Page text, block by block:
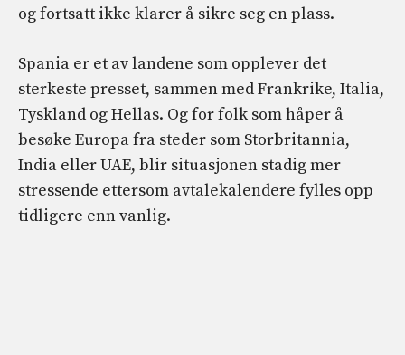
og fortsatt ikke klarer å sikre seg en plass.
Spania er et av landene som opplever det
sterkeste presset, sammen med Frankrike, Italia,
Tyskland og Hellas. Og for folk som håper å
besøke Europa fra steder som Storbritannia,
India eller UAE, blir situasjonen stadig mer
stressende ettersom avtalekalendere fylles opp
tidligere enn vanlig.